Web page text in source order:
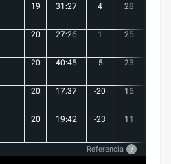
19 31:27 4 28
20 27:26 1 25
20 40:45 -5 23
20 17:37 -20 15
20 19:42 -23 11
Referencia ?